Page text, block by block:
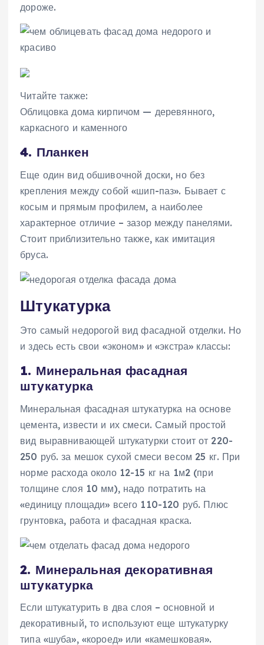
дороже.
Читайте также:
Облицовка дома кирпичом — деревянного,
каркасного и каменного
4. Планкен
Еще один вид обшивочной доски, но без
крепления между собой «шип-паз». Бывает с
косым и прямым профилем, а наиболее
характерное отличие – зазор между панелями.
Стоит приблизительно также, как имитация
бруса.
Штукатурка
Это самый недорогой вид фасадной отделки. Но
и здесь есть свои «эконом» и «экстра» классы:
1. Минеральная фасадная
штукатурка
Минеральная фасадная штукатурка на основе
цемента, извести и их смеси. Самый простой
вид выравнивающей штукатурки стоит от 220-
250 руб. за мешок сухой смеси весом 25 кг. При
норме расхода около 12-15 кг на 1м2 (при
толщине слоя 10 мм), надо потратить на
«единицу площади» всего 110-120 руб. Плюс
грунтовка, работа и фасадная краска.
2. Минеральная декоративная
штукатурка
Если штукатурить в два слоя – основной и
декоративный, то используют еще штукатурку
типа «шуба», «короед» или «камешковая».